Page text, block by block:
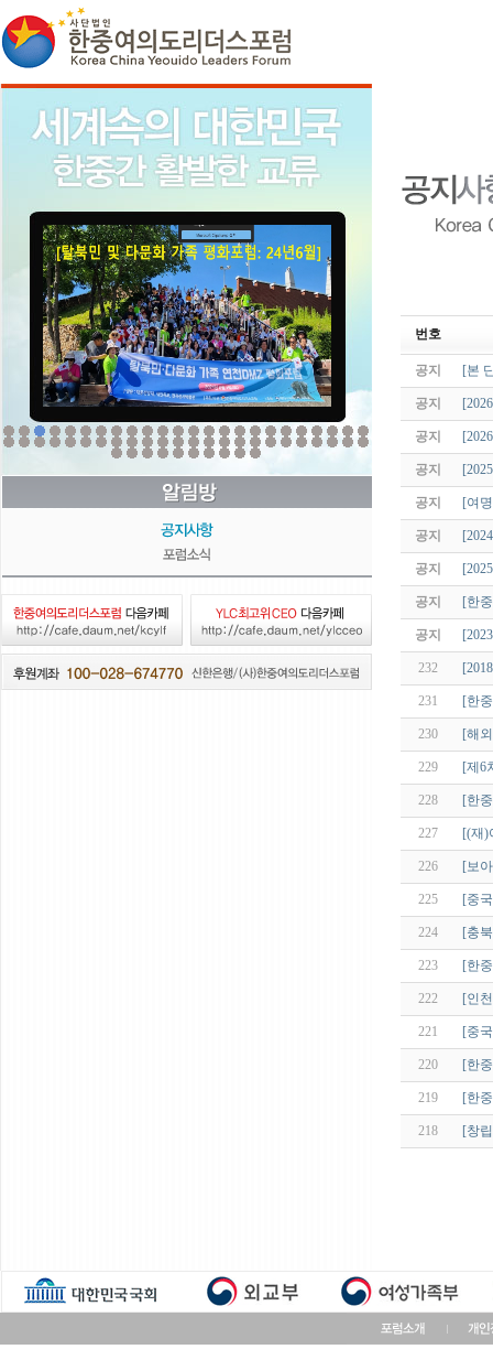
번호
공지 [본
공지
공지
공지
공지 [여
공지
공지
공지 [한
공지
232
231 [한
230 [해
229 [제6
228 [한
227 [(재)
226 [보
225 [중
224 [충
223 [한
222 [인
221 [중
220 [한
219 [한
218 [창